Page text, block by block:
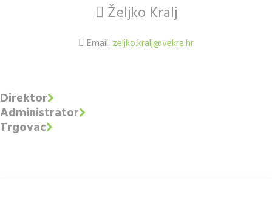
Željko Kralj
Email: zeljko.kralj@vekra.hr
Direktor
Administrator
Trgovac